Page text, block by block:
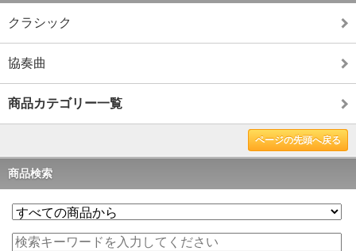
クラシック
協奏曲
商品カテゴリー一覧
ページの先頭へ戻る
商品検索